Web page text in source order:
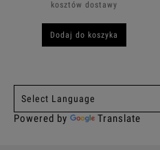
kosztów dostawy
Dodaj do koszyka
Powered by Translate